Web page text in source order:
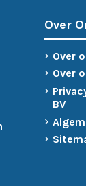
Over
Over
Over
BV